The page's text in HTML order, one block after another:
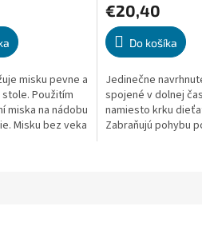
misku pevne a
Použitím
miska na nádobu
Misku bez veka
produktu
je
5,0
z
5
hviezdičiek.
€20,40
Do košíka
Jedinečne
spojené v dolnej
namiesto krku
Zabraňujú pohybu